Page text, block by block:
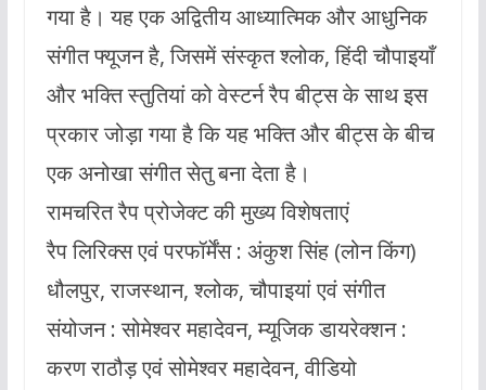
गया है। यह एक अद्वितीय आध्यात्मिक और आधुनिक
संगीत फ्यूजन है, जिसमें संस्कृत श्लोक, हिंदी चौपाइयाँ
और भक्ति स्तुतियां को वेस्टर्न रैप बीट्स के साथ इस
प्रकार जोड़ा गया है कि यह भक्ति और बीट्स के बीच
एक अनोखा संगीत सेतु बना देता है।
रामचरित रैप प्रोजेक्ट की मुख्य विशेषताएं
रैप लिरिक्स एवं परफॉर्मेंस : अंकुश सिंह (लोन किंग)
धौलपुर, राजस्थान, श्लोक, चौपाइयां एवं संगीत
संयोजन : सोमेश्वर महादेवन, म्यूजिक डायरेक्शन :
करण राठौड़ एवं सोमेश्वर महादेवन, वीडियो